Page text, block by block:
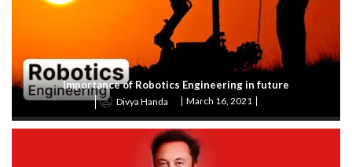
Importance of Robotics Engineering in future
Divya Handa March 16, 2021